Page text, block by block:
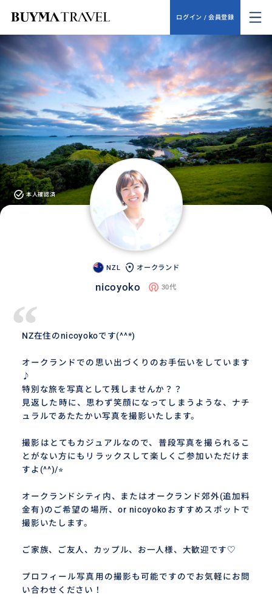
ログイン / 会員登録
本人確認済
NZL オークランド
nicoyoko 30代
“
NZ在住のnicoyokoです(^^*)
オークランドでの思い出づくりのお手伝いをしています
♪
特別な旅を写真として残しませんか？？
見返した時に、思わず笑顔になってしまうような、ナチ
ュラルであたたかい写真を撮影いたします。
撮影はとてもカジュアルなので、普段写真を撮られるこ
とがない方にもリラックスして楽しくご参加いただけま
すよ(^^)/⭐︎
オークランドシティ内、またはオークランド郊外(追加料
金有)のご希望の場所、or nicoyokoおすすめスポットで
撮影いたします。
ご家族、ご友人、カップル、お一人様、大歓迎です♡
プロフィール写真用の撮影も可能ですのでお気軽にお問
い合わせください！